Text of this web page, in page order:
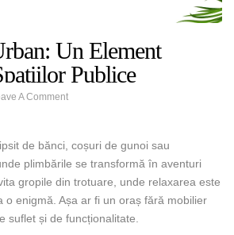
Un Element
Publice
A Comment
de bănci, coșuri de gunoi sau
plimbările se transformă în aventuri
gropile din trotuare, unde relaxarea este
o enigmă. Așa ar fi un oraș fără mobilier
suflet și de funcționalitate.